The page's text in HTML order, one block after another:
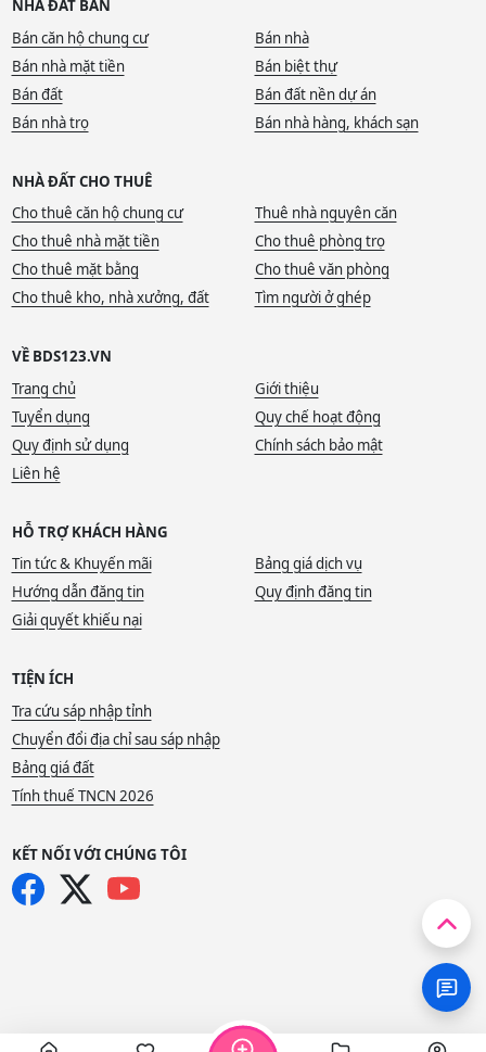
NHÀ ĐẤT BÁN
Bán căn hộ chung cư
Bán nhà
Bán nhà mặt tiền
Bán biệt thự
Bán đất
Bán đất nền dự án
Bán nhà trọ
Bán nhà hàng, khách sạn
NHÀ ĐẤT CHO THUÊ
Cho thuê căn hộ chung cư
Thuê nhà nguyên căn
Cho thuê nhà mặt tiền
Cho thuê phòng trọ
Cho thuê mặt bằng
Cho thuê văn phòng
Cho thuê kho, nhà xưởng, đất
Tìm người ở ghép
VỀ BDS123.VN
Trang chủ
Giới thiệu
Tuyển dụng
Quy chế hoạt động
Quy định sử dụng
Chính sách bảo mật
Liên hệ
HỖ TRỢ KHÁCH HÀNG
Tin tức & Khuyến mãi
Bảng giá dịch vụ
Hướng dẫn đăng tin
Quy định đăng tin
Giải quyết khiếu nại
TIỆN ÍCH
Tra cứu sáp nhập tỉnh
Chuyển đổi địa chỉ sau sáp nhập
Bảng giá đất
Tính thuế TNCN 2026
KẾT NỐI VỚI CHÚNG TÔI